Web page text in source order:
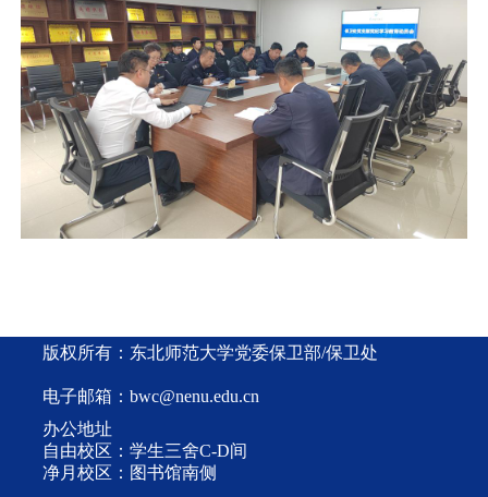
版权所有：东北师范大学党委保卫部/保卫处
电子邮箱：bwc@nenu.edu.cn
办公地址
自由校区：学生三舍C-D间
净月校区：图书馆南侧